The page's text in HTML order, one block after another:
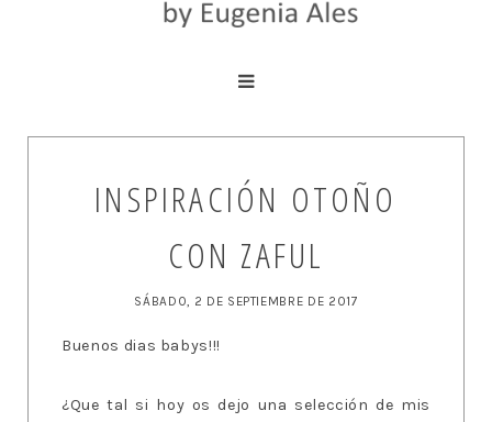
INSPIRACIÓN OTOÑO
CON ZAFUL
SÁBADO, 2 DE SEPTIEMBRE DE 2017
Buenos dias babys!!!
¿Que tal si hoy os dejo una selección de mis